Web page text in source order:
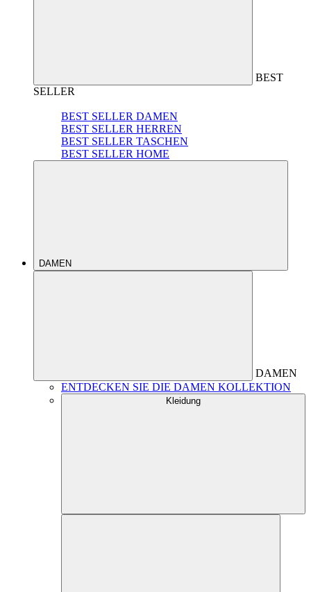
BEST
SELLER
BEST SELLER DAMEN
BEST SELLER HERREN
BEST SELLER TASCHEN
BEST SELLER HOME
DAMEN
DAMEN
ENTDECKEN SIE DIE DAMEN KOLLEKTION
Kleidung